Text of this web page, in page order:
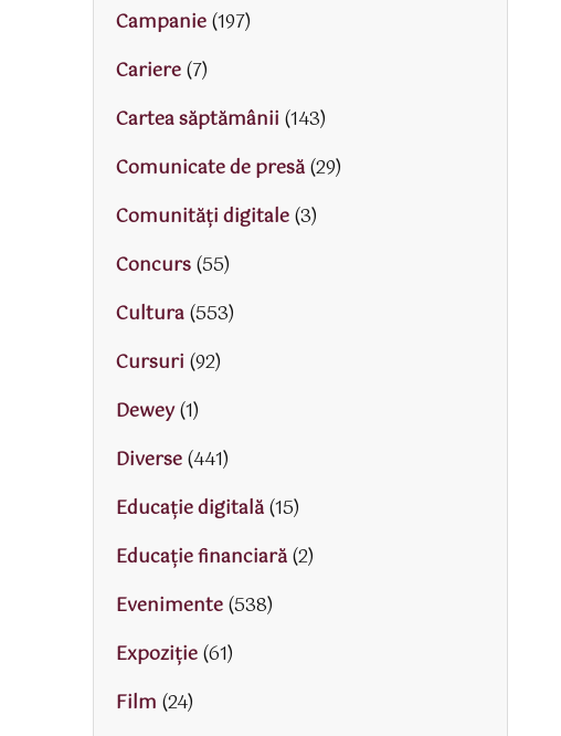
Campanie(197)
Cariere(7)
Cartea săptămânii (143)
Comunicate de presă(29)
Comunități digitale(3)
Concurs(55)
Cultura(553)
Cursuri (92)
Dewey(1)
Diverse(441)
Educaţie digitală(15)
Educaţie financiară(2)
Evenimente(538)
Expoziție(61)
Film (24)